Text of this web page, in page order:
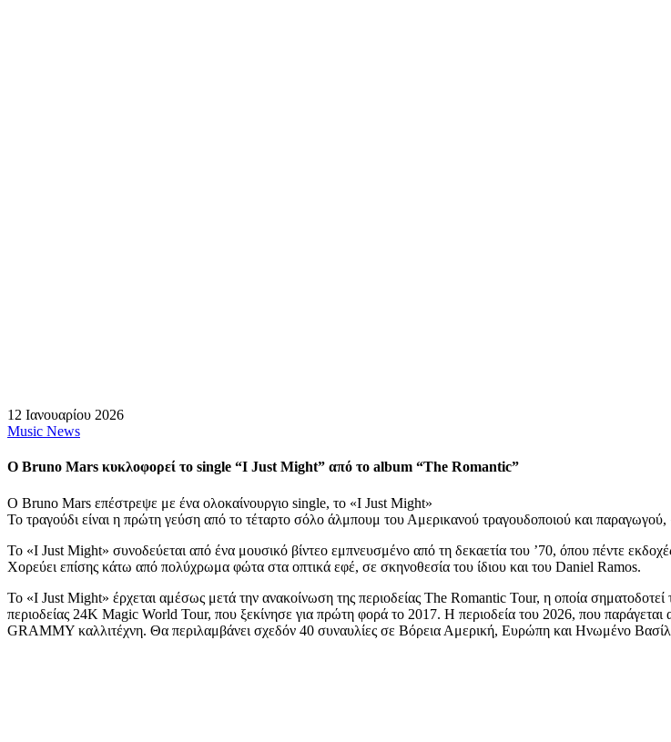
12 Ιανουαρίου 2026
Music News
O Bruno Mars κυκλοφορεί το single “I Just Might” από το album “The Romantic”
Ο Bruno Mars επέστρεψε με ένα ολοκαίνουργιο single, το «I Just Might»
Το τραγούδι είναι η πρώτη γεύση από το τέταρτο σόλο άλμπουμ του Αμερικανού τραγουδοποιού και
Το «I Just Might» συνοδεύεται από ένα μουσικό βίντεο εμπνευσμένο από τη δεκαετία του ’70, όπου πέντε
Χορεύει επίσης κάτω από πολύχρωμα φώτα στα οπτικά εφέ, σε σκηνοθεσία του ίδιου και του Daniel Ramos.
Το «I Just Might» έρχεται αμέσως μετά την ανακοίνωση της περιοδείας The Romantic Tour, η οποία σηματοδοτεί
περιοδείας 24K Magic World Tour, που ξεκίνησε για πρώτη φορά το 2017. Η περιοδεία του 2026, που
GRAMMY καλλιτέχνη. Θα περιλαμβάνει σχεδόν 40 συναυλίες σε Βόρεια Αμερική, Ευρώπη και Ηνωμένο